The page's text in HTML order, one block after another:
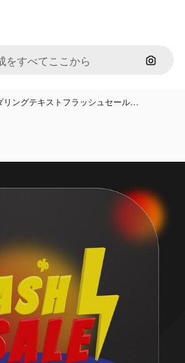
画像で
リングテキストフラッシュセール…